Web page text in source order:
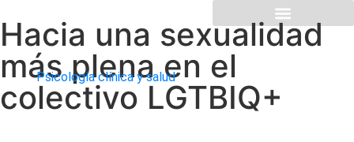
Psicología clínica y salud
Hacia una sexualidad
más plena en el
colectivo LGTBIQ+